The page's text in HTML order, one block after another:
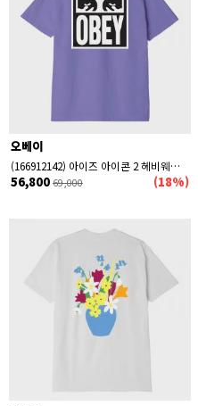
오베이
(166912142) 아이즈 아이콘 2 헤비웨이트 박스 반팔티 PURPLE FLOWER
56,800 69,000 (18%)